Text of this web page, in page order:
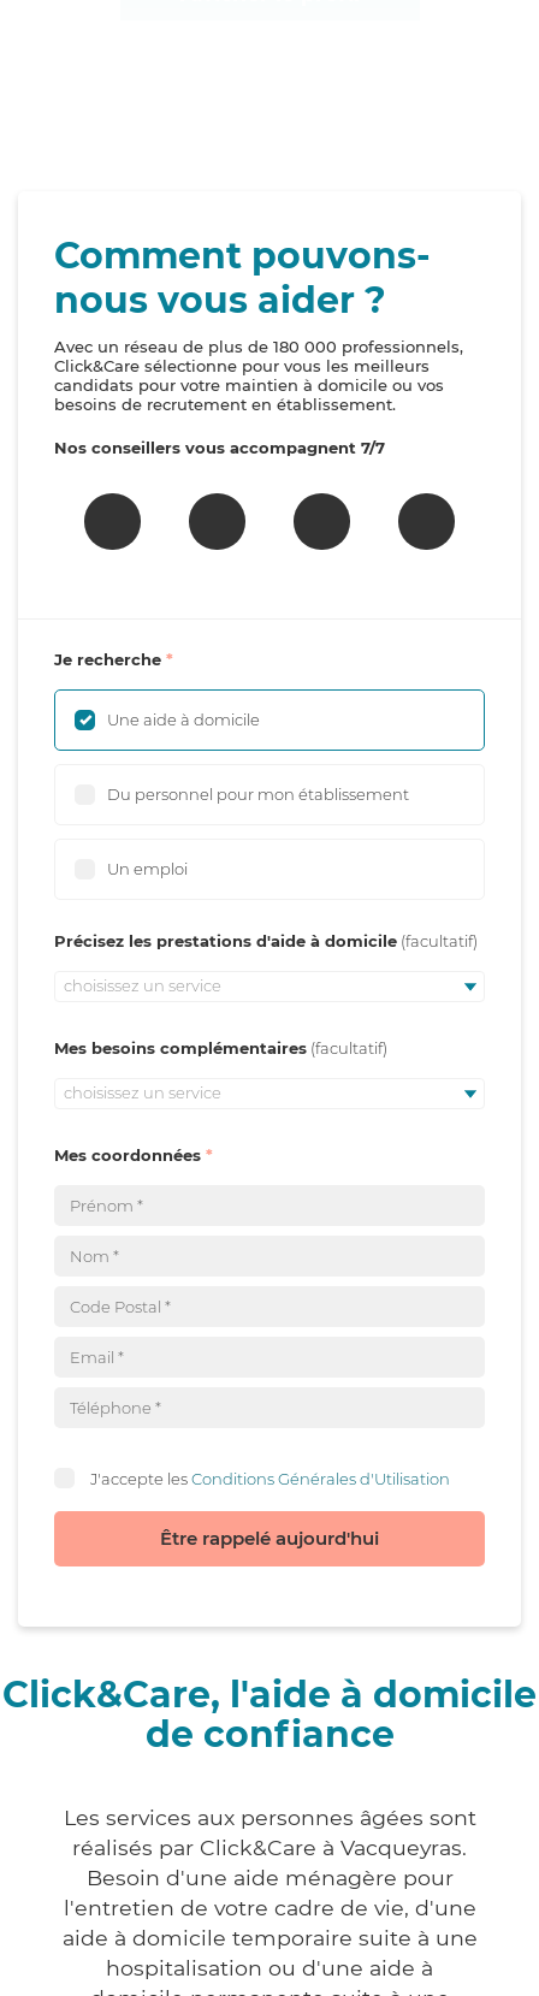
Comment pouvons-
nous vous aider ?
Avec un réseau de plus de 180 000 professionnels,
Click&Care sélectionne pour vous les meilleurs
candidats pour votre maintien à domicile ou vos
besoins de recrutement en établissement.
Nos conseillers vous accompagnent 7/7
Je recherche
Une aide à domicile
Du personnel pour mon établissement
Un emploi
Précisez les prestations d'aide à domicile
choisissez un service
Mes besoins complémentaires
choisissez un service
Mes coordonnées
J'accepte lesConditions Générales d'Utilisation
Être rappelé aujourd'hui
Click&Care, l'aide à domicile
de confiance
Les services aux personnes âgées sont
réalisés par Click&Care à Vacqueyras.
Besoin d'une aide ménagère pour
l'entretien de votre cadre de vie, d'une
aide à domicile temporaire suite à une
hospitalisation ou d'une aide à